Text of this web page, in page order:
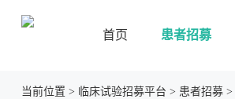
首页 患者招募
当前位置 > 临床试验招募平台 > 患者招募 >